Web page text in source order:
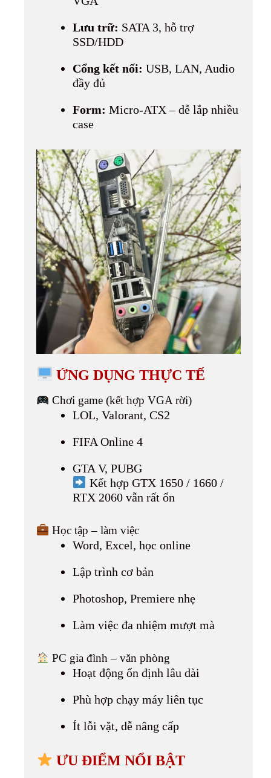
Lưu trữ: SATA 3, hỗ trợ
SSD/HDD
Cổng kết nối: USB, LAN, Audio
đầy đủ
Form: Micro-ATX – dễ lắp nhiều
case
ỨNG DỤNG THỰC TẾ
Chơi game (kết hợp VGA rời)
LOL, Valorant, CS2
FIFA Online 4
GTA V, PUBG
Kết hợp GTX 1650 / 1660 /
RTX 2060 vẫn rất ổn
Học tập – làm việc
Word, Excel, học online
Lập trình cơ bản
Photoshop, Premiere nhẹ
Làm việc đa nhiệm mượt mà
PC gia đình – văn phòng
Hoạt động ổn định lâu dài
Phù hợp chạy máy liên tục
Ít lỗi vặt, dễ nâng cấp
ƯU ĐIỂM NỔI BẬT